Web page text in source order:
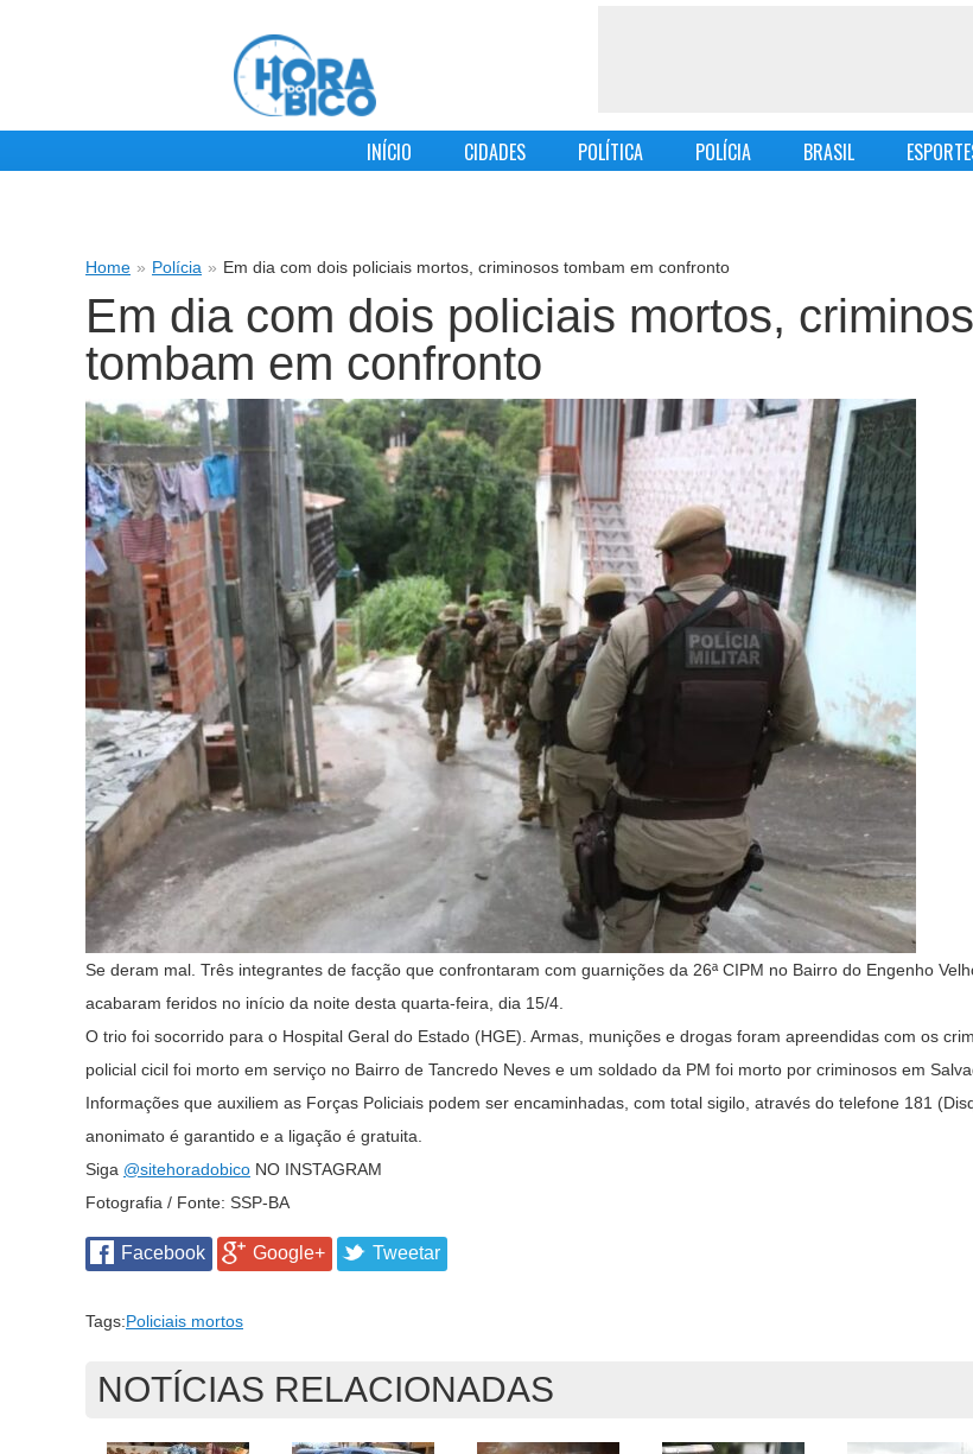
INÍCIO CIDADES POLÍTICA POLÍCIA BRASIL
Home » Polícia » Em dia com dois policiais mortos, criminosos tombam em confronto
Em dia com dois policiais mortos,
tombam em confronto
Se deram mal. Três integrantes de facção que confrontaram com guarnições da 26ª CIPM no Bairro do Engenho
acabaram feridos no início da noite desta quarta-feira, dia 15/4.
O trio foi socorrido para o Hospital Geral do Estado (HGE). Armas, munições e drogas foram apreendidas com os
policial cicil foi morto em serviço no Bairro de Tancredo Neves e um soldado da PM foi morto por criminosos em
Informações que auxiliem as Forças Policiais podem ser encaminhadas, com total sigilo, através do telefone 181
anonimato é garantido e a ligação é gratuita.
Siga @sitehoradobico NO INSTAGRAM
Fotografia / Fonte: SSP-BA
Facebook Google+ Tweetar
Tags:Policiais mortos
NOTÍCIAS RELACIONADAS